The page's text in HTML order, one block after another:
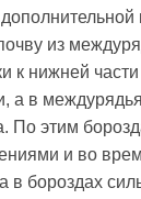
из
к нижней
а в
По этим
и во
в бороздах